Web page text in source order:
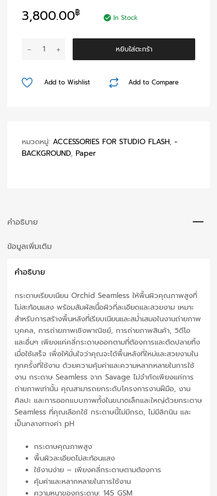
3,800.00฿ In Stock
จำนวน
Paper
หยิบใส่ตะกร้า
Add to Compare
Add to Wishlist
หมวดหมู่: ACCESSORIES FOR STUDIO FLASH, -
BACKGROUND, Paper
คำอธิบาย
ข้อมูลเพิ่มเติม
คำอธิบาย
กระดาษเรียบเนียน Orchid Seamless ให้พื้นผิวคุณภาพสูงที่
ไม่สะท้อนแสง พร้อมสัมผัสเนื้อผิวที่ละเอียดและสวยงาม เหมาะ
สำหรับการสร้างพื้นหลังที่เรียบเนียนและสม่ำเสมอในงานถ่ายภาพ
บุคคล, การถ่ายภาพเชิงพาณิชย์, การถ่ายภาพสินค้า, วิดีโอ
และอื่นๆ เพียงแค่คลี่กระดาษออกตามที่ต้องการและตัดปลายทิ้ง
เมื่อใช้เสร็จ เพื่อให้มั่นใจว่าคุณจะได้พื้นหลังที่ใหม่และสวยงามใน
ทุกครั้งที่ใช้งาน ด้วยความคุ้มค่าและความหลากหลายในการใช้
งาน กระดาษ Seamless จาก Savage ไม่จำกัดเพียงแค่การ
ถ่ายภาพเท่านั้น คุณสามารถยกระดับโครงการงานฝีมือ, งาน
ศิลปะ และการออกแบบภาพทั้งในขนาดเล็กและใหญ่ด้วยกระดาษ
Seamless ที่คุณเลือกใช้ กระดาษนี้ไม่มีกรด, ไม่มีลิกนิน และ
เป็นกลางทางค่า pH
กระดาษคุณภาพสูง
พื้นผิวละเอียดไม่สะท้อนแสง
ใช้งานง่าย – เพียงคลี่กระดาษตามต้องการ
คุ้มค่าและหลากหลายในการใช้งาน
ความหนาของกระดาษ: 145 GSM